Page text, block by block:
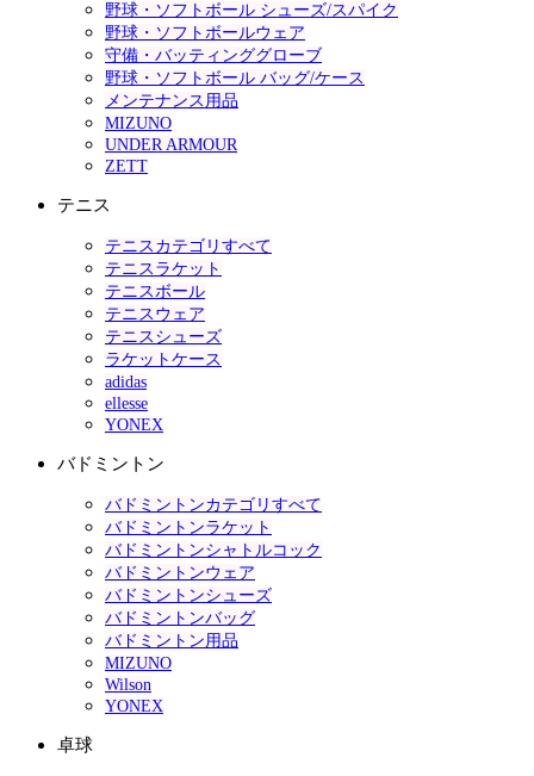
野球・ソフトボール シューズ/スパイク
野球・ソフトボールウェア
守備・バッティンググローブ
野球・ソフトボール バッグ/ケース
メンテナンス用品
MIZUNO
UNDER ARMOUR
ZETT
テニス
テニスカテゴリすべて
テニスラケット
テニスボール
テニスウェア
テニスシューズ
ラケットケース
adidas
ellesse
YONEX
バドミントン
バドミントンカテゴリすべて
バドミントンラケット
バドミントンシャトルコック
バドミントンウェア
バドミントンシューズ
バドミントンバッグ
バドミントン用品
MIZUNO
Wilson
YONEX
卓球